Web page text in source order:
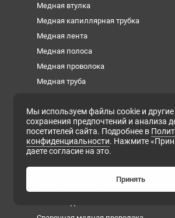
Медная втулка
Медная капиллярная трубка
Медная лента
Медная полоса
Медная проволока
Медная труба
Медная шина
Медный квадрат
Медный круг
Мы используем файлы cookie и другие
сохранения предпочтений и анализа
посетителей сайта. Подробнее в
конфиденциальности. Нажмите
даете согласие на это.
Принять